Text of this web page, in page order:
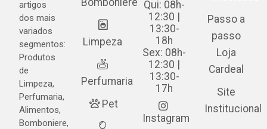
artigos
dos mais
variados
segmentos:
Produtos
de
Limpeza,
Perfumaria,
Alimentos,
Bomboniere,
Bomboniere
Limpeza
Perfumaria
Pet
Qui: 08h-
12:30 |
13:30-
18h
Sex: 08h-
12:30 |
13:30-
17h
Instagram
Passo a
passo
Loja
Cardeal
Site
Institucional